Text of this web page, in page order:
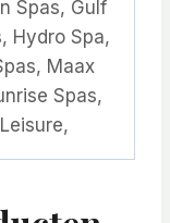
Spas, Gulf
Hydro Spa,
Maax
Spas,